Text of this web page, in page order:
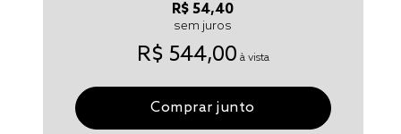
R$ 54,40
sem juros
R$ 544,00 à vista
Comprar junto